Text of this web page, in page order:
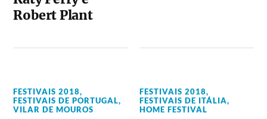
Robert Plant
FESTIVAIS 2018,
FESTIVAIS DE PORTUGAL,
VILAR DE MOUROS
FESTIVAIS 2018,
FESTIVAIS DE ITÁLIA,
HOME FESTIVAL